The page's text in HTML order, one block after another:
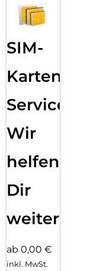
SIM-
Karten
Service:
Wir
helfen
Dir
weiter
ab 0,00 €
inkl. MwSt.